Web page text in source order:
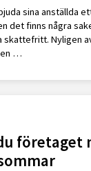
sina anställda
det finns några
skattefritt. Nyligen
…
företaget